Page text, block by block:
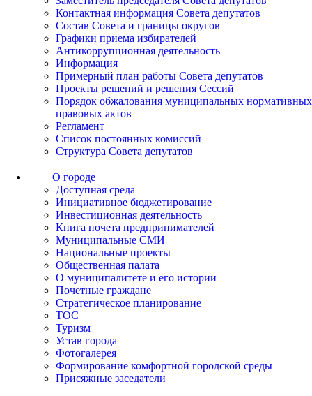
Контактная информация Совета депутатов
Состав Совета и границы округов
Графики приема избирателей
Антикоррупционная деятельность
Информация
Примерный план работы Совета депутатов
Проекты решений и решения Сессий
Порядок обжалования муниципальных нормативных
правовых актов
Регламент
Список постоянных комиссий
Структура Совета депутатов
О городе
Доступная среда
Инициативное бюджетирование
Инвестиционная деятельность
Книга почета предпринимателей
Муниципальные СМИ
Национальные проекты
Общественная палата
О муниципалитете и его истории
Почетные граждане
Стратегическое планирование
ТОС
Туризм
Устав города
Фотогалерея
Формирование комфортной городской среды
Присяжные заседатели